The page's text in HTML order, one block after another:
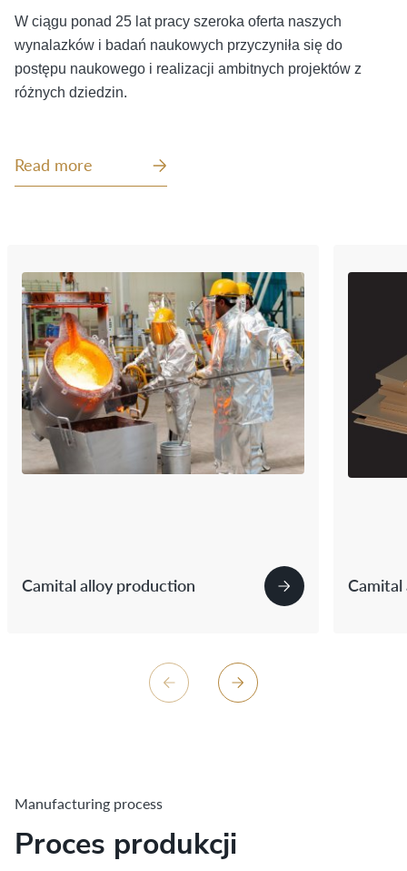
W ciągu ponad 25 lat pracy szeroka oferta naszych
wynalazków i badań naukowych przyczyniła się do
postępu naukowego i realizacji ambitnych projektów z
różnych dziedzin.
Read more
Camital alloy production Camital
Manufacturing process
Proces produkcji